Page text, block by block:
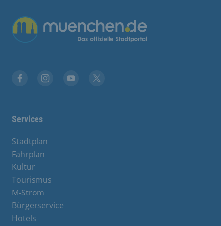
Übergreifende Links
Services
Stadtplan
Fahrplan
Kultur
Tourismus
M-Strom
Bürgerservice
Hotels